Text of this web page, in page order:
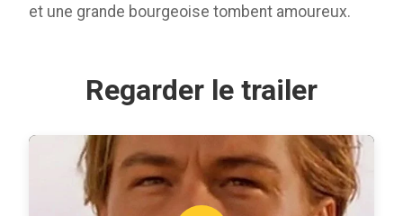
et une grande bourgeoise tombent amoureux.
Regarder le trailer